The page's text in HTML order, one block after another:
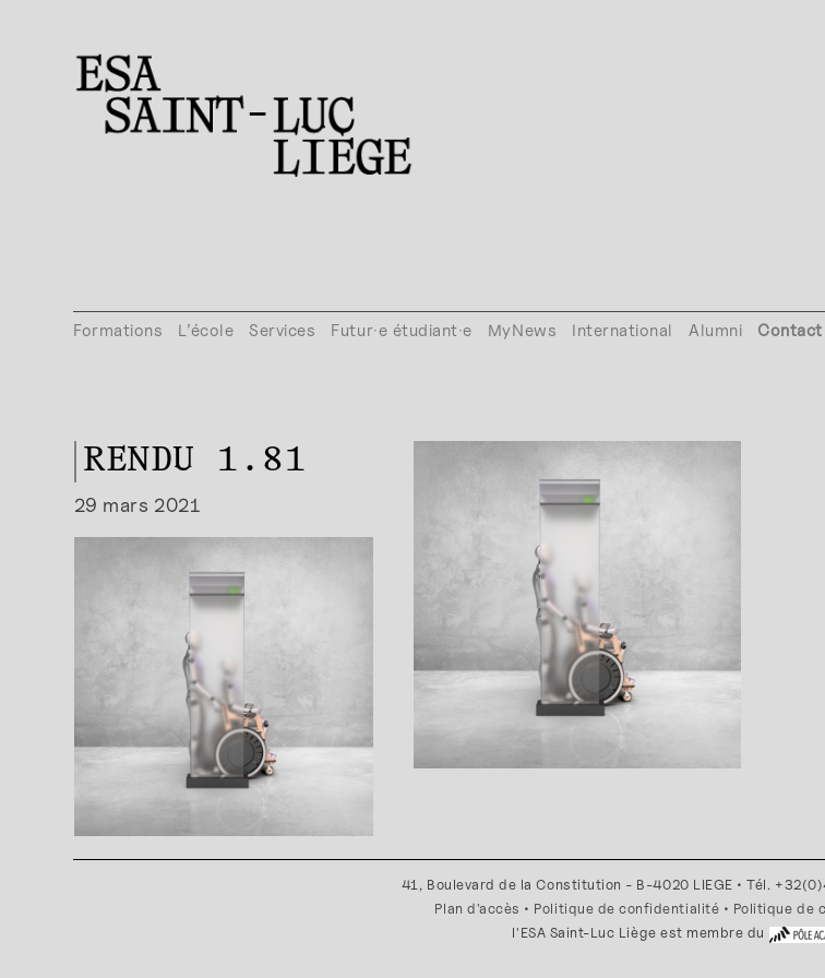
Formations L’école Services Futur·e étudiant·e MyNews International Alumni Contact
RENDU 1.81
29 mars 2021
41, Boulevard de la Constitution - B-4020 LIEGE • Tél.
Plan d'accès • Politique de confidentialité • Politique de
l'ESA Saint-Luc Liège est membre du